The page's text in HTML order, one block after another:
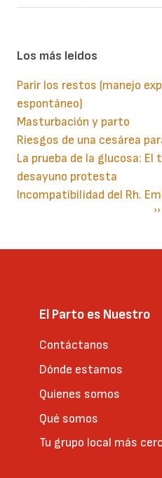
Los más leidos
Parir los restos (manejo
espontáneo)
Masturbación y parto
Riesgos de una cesárea
La prueba de la glucosa: El
desayuno protesta
Incompatibilidad del Rh.
››
El Parto es Nuestro
Contáctanos
Dónde estamos
Quienes somos
Qué somos
Tu grupo local más